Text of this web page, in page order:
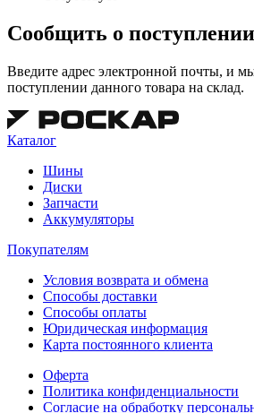
Сообщить о поступлении
Введите адрес электронной почты, и
поступлении данного товара на склад.
Каталог
Шины
Диски
Запчасти
Аккумуляторы
Покупателям
Условия возврата и обмена
Способы доставки
Способы оплаты
Юридическая информация
Карта постоянного клиента
Оферта
Политика конфиденциальности
Согласие на обработку